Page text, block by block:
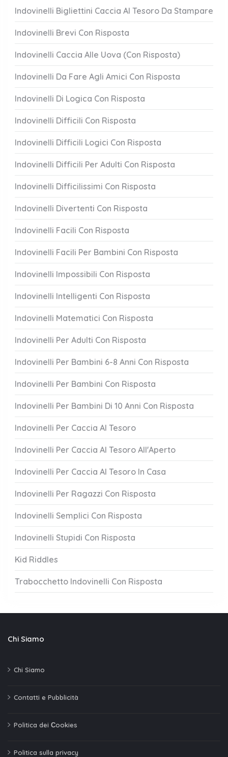
Indovinelli Bigliettini Caccia Al Tesoro Da Stampare
Indovinelli Brevi Con Risposta
Indovinelli Caccia Alle Uova (Con Risposta)
Indovinelli Da Fare Agli Amici Con Risposta
Indovinelli Di Logica Con Risposta
Indovinelli Difficili Con Risposta
Indovinelli Difficili Logici Con Risposta
Indovinelli Difficili Per Adulti Con Risposta
Indovinelli Difficilissimi Con Risposta
Indovinelli Divertenti Con Risposta
Indovinelli Facili Con Risposta
Indovinelli Facili Per Bambini Con Risposta
Indovinelli Impossibili Con Risposta
Indovinelli Intelligenti Con Risposta
Indovinelli Matematici Con Risposta
Indovinelli Per Adulti Con Risposta
Indovinelli Per Bambini 6-8 Anni Con Risposta
Indovinelli Per Bambini Con Risposta
Indovinelli Per Bambini Di 10 Anni Con Risposta
Indovinelli Per Caccia Al Tesoro
Indovinelli Per Caccia Al Tesoro All'Aperto
Indovinelli Per Caccia Al Tesoro In Casa
Indovinelli Per Ragazzi Con Risposta
Indovinelli Semplici Con Risposta
Indovinelli Stupidi Con Risposta
Kid Riddles
Trabocchetto Indovinelli Con Risposta
Chi Siamo
Chi Siamo
Contatti e Pubblicità
Politica dei Сookies
Politica sulla privacy